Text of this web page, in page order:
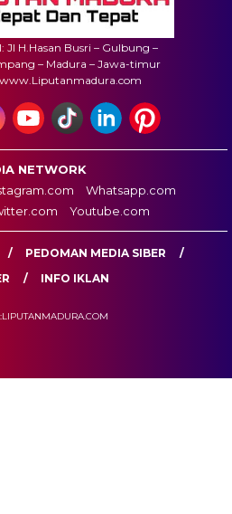
Jl H.Hasan Busri – Gulbung –
– Madura – Jawa-timur
www.Liputanmadura.com
NETWORK
Whatsapp.com
Youtube.com
PEDOMAN MEDIA SIBER
INFO IKLAN